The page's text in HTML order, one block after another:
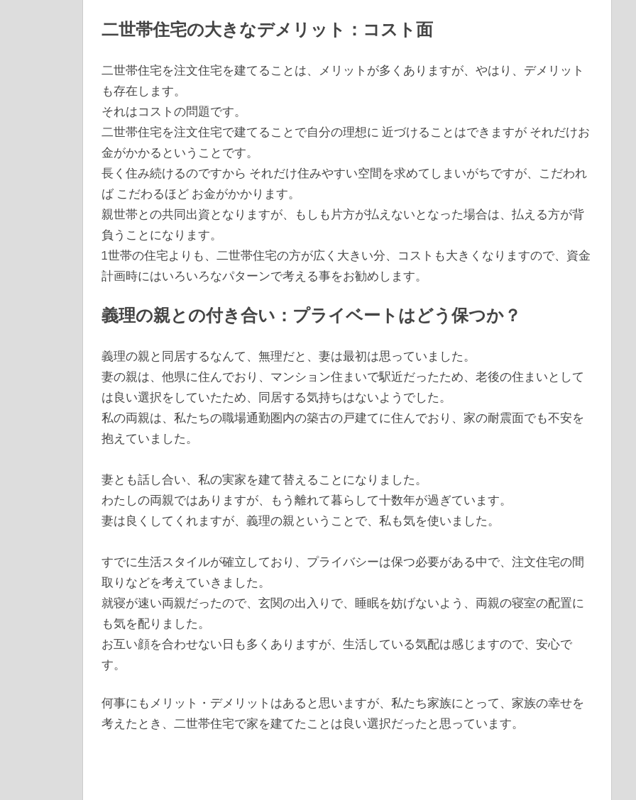
二世帯住宅の大きなデメリット：コスト面
二世帯住宅を注文住宅を建てることは、メリットが多くありますが、やはり、デメリット
も存在します。
それはコストの問題です。
二世帯住宅を注文住宅で建てることで自分の理想に 近づけることはできますが それだけお
金がかかるということです。
長く住み続けるのですから それだけ住みやすい空間を求めてしまいがちですが、こだわれ
ば こだわるほど お金がかかります。
親世帯との共同出資となりますが、もしも片方が払えないとなった場合は、払える方が背
負うことになります。
1世帯の住宅よりも、二世帯住宅の方が広く大きい分、コストも大きくなりますので、資金
計画時にはいろいろなパターンで考える事をお勧めします。
義理の親との付き合い：プライベートはどう保つか？
義理の親と同居するなんて、無理だと、妻は最初は思っていました。
妻の親は、他県に住んでおり、マンション住まいで駅近だったため、老後の住まいとして
は良い選択をしていたため、同居する気持ちはないようでした。
私の両親は、私たちの職場通勤圏内の築古の戸建てに住んでおり、家の耐震面でも不安を
抱えていました。
妻とも話し合い、私の実家を建て替えることになりました。
わたしの両親ではありますが、もう離れて暮らして十数年が過ぎています。
妻は良くしてくれますが、義理の親ということで、私も気を使いました。
すでに生活スタイルが確立しており、プライバシーは保つ必要がある中で、注文住宅の間
取りなどを考えていきました。
就寝が速い両親だったので、玄関の出入りで、睡眠を妨げないよう、両親の寝室の配置に
も気を配りました。
お互い顔を合わせない日も多くありますが、生活している気配は感じますので、安心で
す。
何事にもメリット・デメリットはあると思いますが、私たち家族にとって、家族の幸せを
考えたとき、二世帯住宅で家を建てたことは良い選択だったと思っています。